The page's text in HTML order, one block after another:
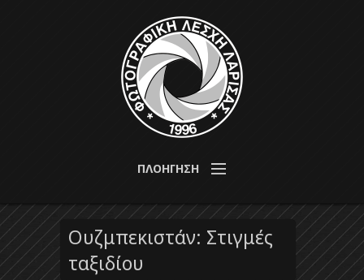
Φωτογραφική
Λέσχη
Λάρισας
μελέτη,
και διάδοση
της
φωτογραφίας
ΠΛΟΗΓΗΣΗ
Ουζμπεκιστάν: Στιγμές
ταξιδίου